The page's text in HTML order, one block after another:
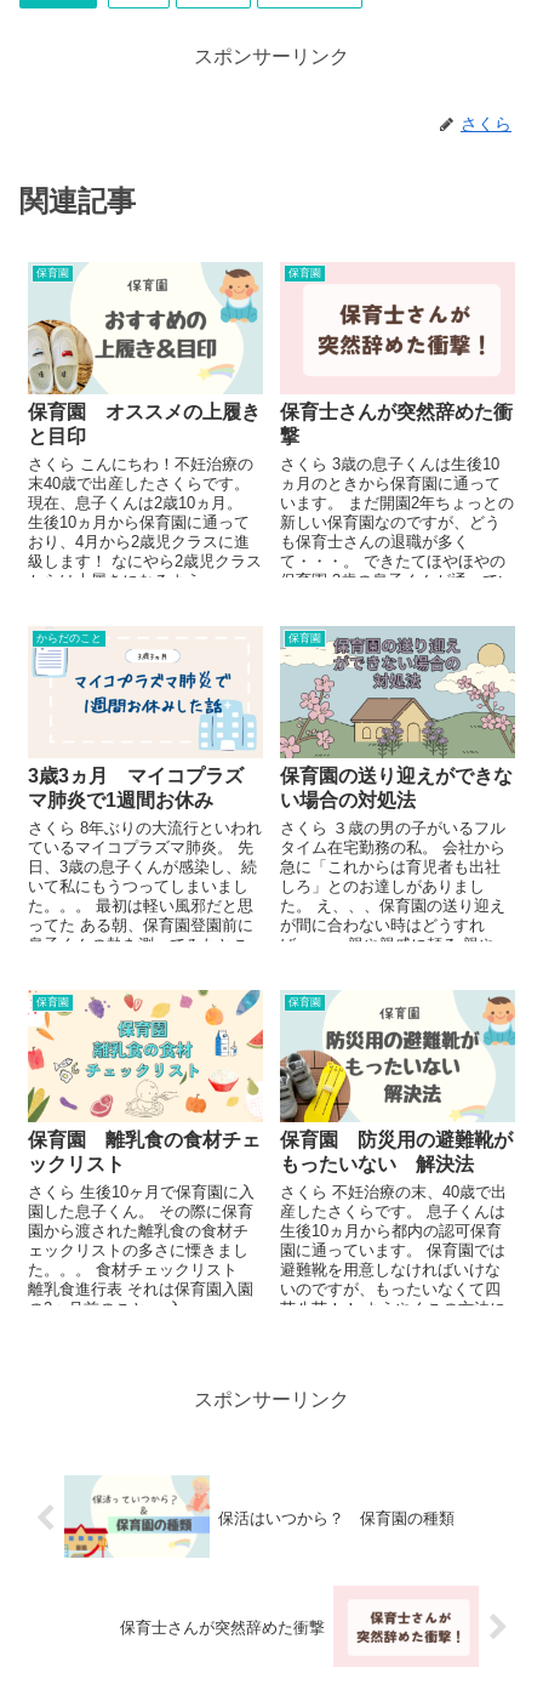
スポンサーリンク
さくら
関連記事
保育園
保育園 オススメの上履き
と目印
さくら こんにちわ！不妊治療の
末40歳で出産したさくらです。
現在、息子くんは2歳10ヵ月。
生後10ヵ月から保育園に通って
おり、4月から2歳児クラスに進
級します！ なにやら2歳児クラス
からは上履きになるよう
保育園
保育士さんが突然辞めた衝
撃
さくら 3歳の息子くんは生後10
ヵ月のときから保育園に通って
います。 まだ開園2年ちょっとの
新しい保育園なのですが、どう
も保育士さんの退職が多く
て・・・。 できたてほやほやの
保育園 3歳の息子くんが通ってい
からだのこと
3歳3ヵ月 マイコプラズ
マ肺炎で1週間お休み
さくら 8年ぶりの大流行といわれ
ているマイコプラズマ肺炎。 先
日、3歳の息子くんが感染し、続
いて私にもうつってしまいまし
た。。。 最初は軽い風邪だと思
ってた ある朝、保育園登園前に
息子くんの熱を測ってみたとこ
保育園
保育園の送り迎えができな
い場合の対処法
さくら ３歳の男の子がいるフル
タイム在宅勤務の私。 会社から
急に「これからは育児者も出社
しろ」とのお達しがありまし
た。 え、、、保育園の送り迎え
が間に合わない時はどうすれ
ば。。。 親や親戚に頼る 親や...
保育園
保育園 離乳食の食材チェ
ックリスト
さくら 生後10ヶ月で保育園に入
園した息子くん。 その際に保育
園から渡された離乳食の食材チ
ェックリストの多さに慄きまし
た。。。 食材チェックリスト
離乳食進行表 それは保育園入園
の2ヶ月前のこと。 入...
保育園
保育園 防災用の避難靴が
もったいない 解決法
さくら 不妊治療の末、40歳で出
産したさくらです。 息子くんは
生後10ヵ月から都内の認可保育
園に通っています。 保育園では
避難靴を用意しなければいけな
いのですが、もったいなくて四
苦八苦！！ ようやくこの方法に
スポンサーリンク
保活はいつから？ 保育園の種類
保育士さんが突然辞めた衝撃